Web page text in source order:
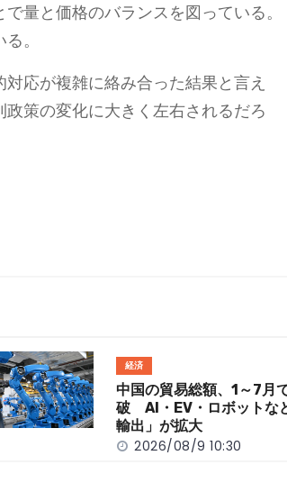
量と価格のバランスを図っている。
。
応が複雑に絡み合った結果と言え
策の変化に大きく左右されるだろ
経済
中国の貿易総額、1～7月
破 AI・EV・ロボットな
輸出」が拡大
2026/08/9 10:30